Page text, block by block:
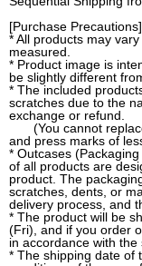
[Purchase Precautions]
* All products may
measured.
* Product image is
be slightly different
* The included
scratches due to the
exchange or refund.
(You cannot
and press marks of
* Outcases
of all products are
product. The
scratches, dents, or
delivery process, and
* The product will be
(Fri), and if you order
in accordance with the
* The shipping date of